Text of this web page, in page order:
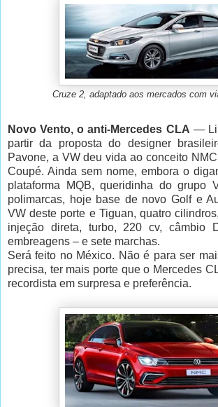
Cruze 2, adaptado aos mercados com
Novo Vento, o anti-Mercedes CLA —
partir da proposta do designer
Pavone, a VW deu vida ao conceito
Coupé. Ainda sem nome, embora o
plataforma MQB, queridinha do grupo
polimarcas, hoje base de novo Golf e
VW deste porte e Tiguan, quatro
injeção direta, turbo, 220 cv,
embreagens – e sete marchas.
Será feito no México. Não é para ser
precisa, ter mais porte que o Mercedes
recordista em surpresa e preferência.